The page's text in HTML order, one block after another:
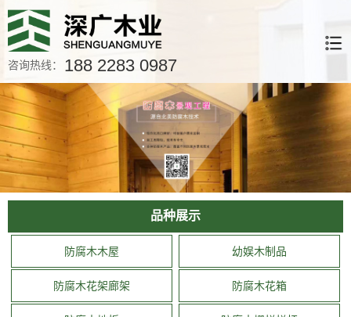
咨询热线： 188 2283 0987
品种展示
防腐木木屋 幼娱木制品
防腐木花架廊架 防腐木花箱